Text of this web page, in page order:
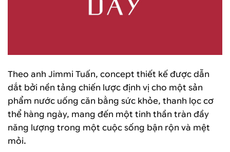
Theo anh Jimmi Tuấn, concept thiết kế được dẫn
dắt bởi nền tảng chiến lược định vị cho một sản
phẩm nước uống căn bằng sức khỏe, thanh lọc cơ
thể hàng ngày, mang đến một tinh thần tràn đầy
năng lượng trong một cuộc sống bận rộn và mệt
mỏi.